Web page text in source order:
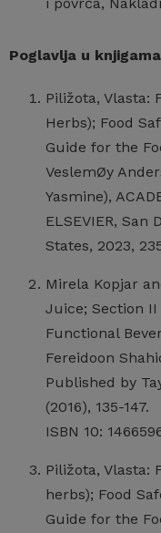
Poglavlja u knjigama
Piližota, Vlasta:
Herbs); Food
Guide for the
VeslemØy
Yasmine),
ELSEVIER, San
States, 2023,
Mirela Kopjar
Juice; Section
Functional
Fereidoon
Published by
(2016), 135-147.
ISBN 10:
Piližota, Vlasta:
herbs); Food
Guide for the